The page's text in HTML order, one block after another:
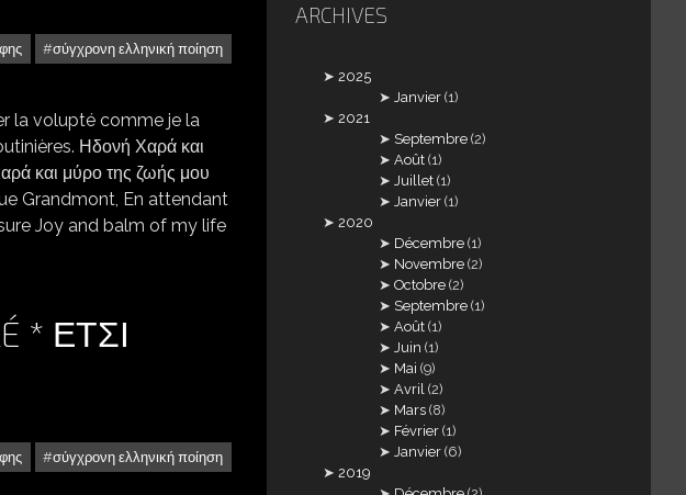
σύγχρονη ελληνική ποίηση
la volupté comme je la
Ηδονή Χαρά και
και μύρο της ζωής μου
Grandmont, En attendant
Joy and balm of my life
* ΕΤΣΙ
σύγχρονη ελληνική ποίηση
ARCHIVES
2025
Janvier (1)
2021
Septembre (2)
Août (1)
Juillet (1)
Janvier (1)
2020
Décembre (1)
Novembre (2)
Octobre (2)
Septembre (1)
Août (1)
Juin (1)
Mai (9)
Avril (2)
Mars (8)
Février (1)
Janvier (6)
2019